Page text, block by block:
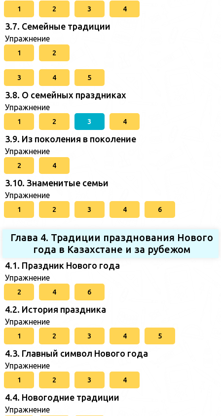
1 2 3 4
3.7. Семейные традиции
Упражнение
1 2
3 4 5
3.8. О семейных праздниках
Упражнение
1 2 3 4
3.9. Из поколения в поколение
Упражнение
2 4
3.10. Знаменитые семьи
Упражнение
1 2 3 4 6
Глава 4. Традиции празднования Нового
года в Казахстане и за рубежом
4.1. Праздник Нового года
Упражнение
2 4 6
4.2. История праздника
Упражнение
1 2 3 4 5
4.3. Главный символ Нового года
Упражнение
1 2 3 4
4.4. Новогодние традиции
Упражнение